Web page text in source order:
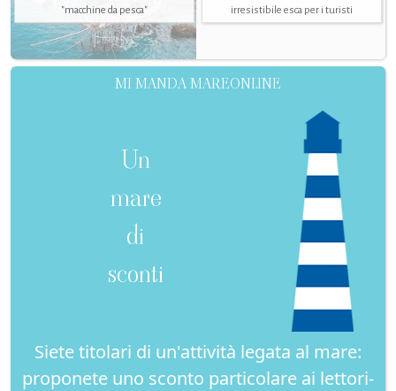
"macchine da pesca"
irresistibile esca per i turisti
MI MANDA MAREONLINE
Un
mare
di
sconti
Siete titolari di un'attività legata al mare:
proponete uno sconto particolare ai lettori-